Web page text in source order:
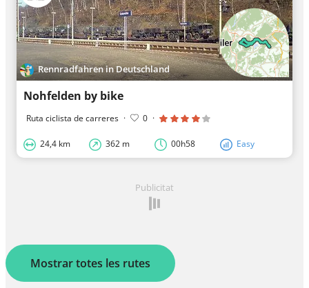
Rennradfahren in Deutschland
Nohfelden by bike
Ruta ciclista de carreres · 0 ·
24,4 km 362 m 00h58 Easy
Publicitat
Mostrar totes les rutes